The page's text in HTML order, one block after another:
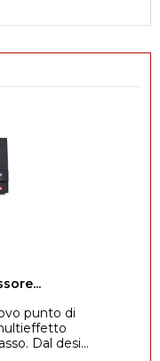
punto di
Dal desi...